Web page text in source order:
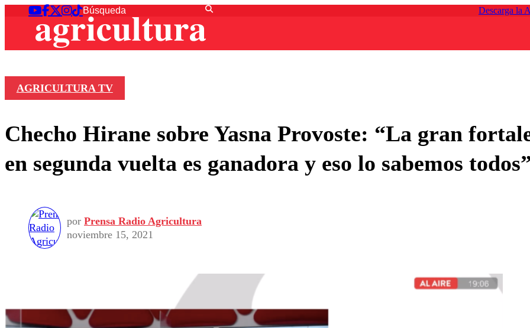
Descarga la
AGRICULTURA TV
Checho Hirane sobre Yasna Provoste: “La gran
en segunda vuelta es ganadora y eso lo sabemos
por Prensa Radio Agricultura
noviembre 15, 2021